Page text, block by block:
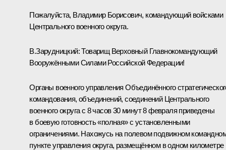
Пожалуйста, Владимир Борисович, командующий войсками
Центрального военного округа.
В.Зарудницкий:Товарищ Верховный Главнокомандующий
Вооружёнными Силами Российской Федерации!
Органы военного управления Объединённого
командования, объединений, соединений Центрального
военного округа с 8 часов 30 минут 8 февраля приведены
в боевую готовность «полная» с установленными
ограничениями. Нахожусь на полевом подвижном
пункте управления округа, размещённом в одном километре